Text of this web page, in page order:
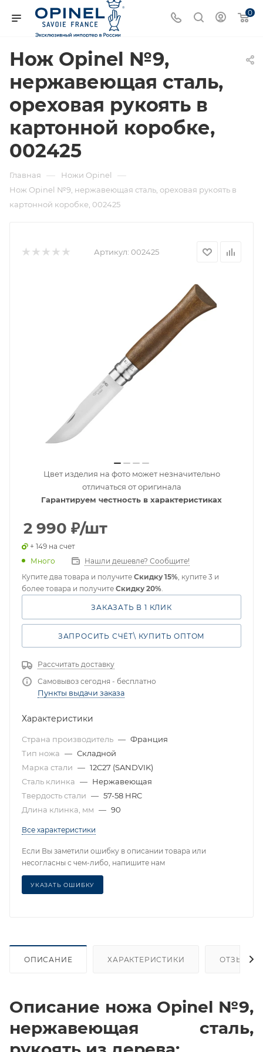
0
Нож Opinel №9,
нержавеющая сталь,
ореховая рукоять в
картонной коробке,
002425
Главная — Ножи Opinel —
Нож Opinel №9, нержавеющая сталь, ореховая рукоять в
картонной коробке, 002425
Артикул: 002425
Цвет изделия на фото может незначительно
отличаться от оригинала
Гарантируем честность в характеристиках
2 990 ₽/шт
+ 149 на счет
Много
Нашли дешевле? Сообщите!
Купите два товара и получите Скидку 15%, купите 3 и
более товара и получите Скидку 20%.
ЗАКАЗАТЬ В 1 КЛИК
ЗАПРОСИТЬ СЧЁТ\ КУПИТЬ ОПТОМ
Рассчитать доставку
Самовывоз сегодня - бесплатно
Пункты выдачи заказа
Характеристики
Страна производитель — Франция
Тип ножа — Складной
Марка стали — 12C27 (SANDVIK)
Сталь клинка — Нержавеющая
Твердость стали — 57-58 HRC
Длина клинка, мм — 90
Все характеристики
Если Вы заметили ошибку в описании товара или
несогласны с чем-либо, напишите нам
УКАЗАТЬ ОШИБКУ
ОПИСАНИЕ ХАРАКТЕРИСТИКИ ОТЗЫВЫ
Описание ножа Opinel №9,
нержавеющая сталь,